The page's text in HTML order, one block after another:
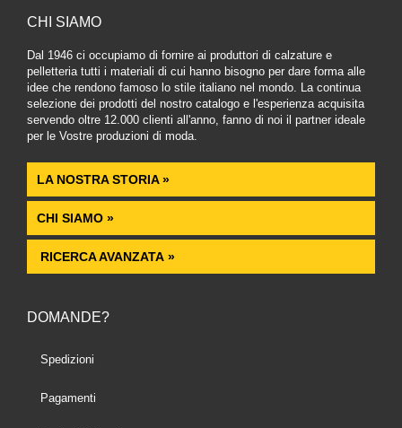
CHI SIAMO
Dal 1946 ci occupiamo di fornire ai produttori di calzature e
pelletteria tutti i materiali di cui hanno bisogno per dare forma alle
idee che rendono famoso lo stile italiano nel mondo. La continua
selezione dei prodotti del nostro catalogo e l'esperienza acquisita
servendo oltre 12.000 clienti all'anno, fanno di noi il partner ideale
per le Vostre produzioni di moda.
LA NOSTRA STORIA »
CHI SIAMO »
RICERCA AVANZATA »
DOMANDE?
Spedizioni
Pagamenti